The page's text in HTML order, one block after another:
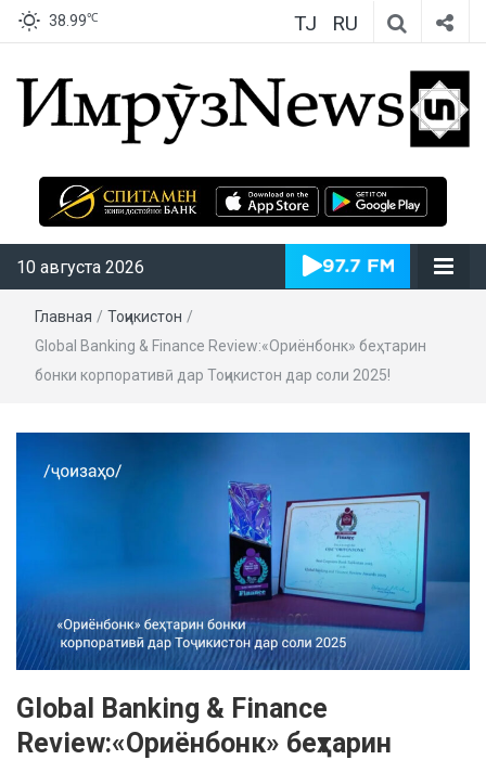
38.99℃ TJ RU
ИмрӯзNews
10 августа 2026
Главная / Тоҷикистон /
Global Banking & Finance Review:«Ориёнбонк» беҳтарин
бонки корпоративӣ дар Тоҷикистон дар соли 2025!
Global Banking & Finance
Review:«Ориёнбонк» беҳтарин